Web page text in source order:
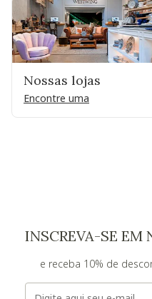
Nossas lojas
Encontre uma
INSCREVA-SE EM
e receba 10% de